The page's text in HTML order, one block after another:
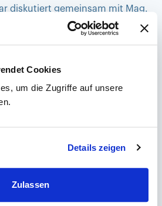
Cookies
um die Zugriffe auf unsere
Details zeigen
Zulassen
diskutiert gemeinsam mit Mag.
praxisnah, wie die
des Patientenpfads
Versorgungssituationen aus
die Schnittstelle zur
Ziel